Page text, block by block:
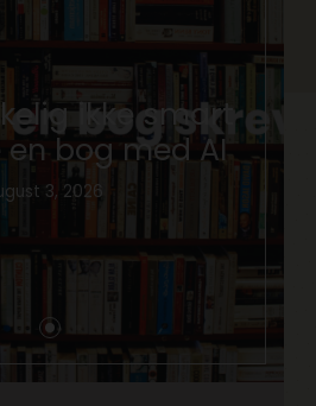
ikke smart
bog med AI
3, 2026